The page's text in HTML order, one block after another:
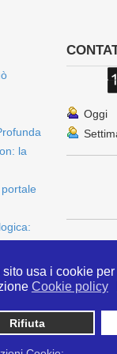
sito usa i cookie
Cookie policy
Rifiuta
la
Oggi
diramato nel